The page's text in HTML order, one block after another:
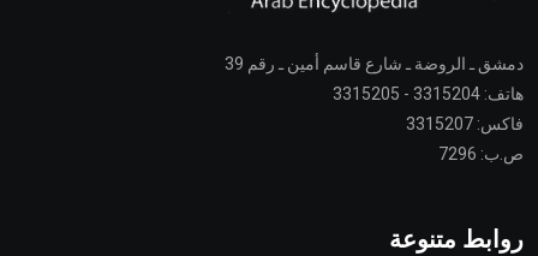
دمشق ـ الروضة ـ شارع قاسم أمين ـ رقم 39
هاتف: 3315204 - 3315205
فاكس: 3315207
ص.ب: 7296
روابط متنوعة